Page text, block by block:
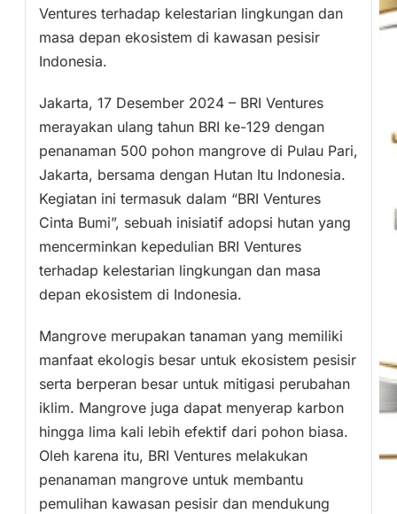
Ventures terhadap kelestarian lingkungan dan
masa depan ekosistem di kawasan pesisir
Indonesia.
Jakarta, 17 Desember 2024 – BRI Ventures
merayakan ulang tahun BRI ke-129 dengan
penanaman 500 pohon mangrove di Pulau Pari,
Jakarta, bersama dengan Hutan Itu Indonesia.
Kegiatan ini termasuk dalam “BRI Ventures
Cinta Bumi”, sebuah inisiatif adopsi hutan yang
mencerminkan kepedulian BRI Ventures
terhadap kelestarian lingkungan dan masa
depan ekosistem di Indonesia.
Mangrove merupakan tanaman yang memiliki
manfaat ekologis besar untuk ekosistem pesisir
serta berperan besar untuk mitigasi perubahan
iklim. Mangrove juga dapat menyerap karbon
hingga lima kali lebih efektif dari pohon biasa.
Oleh karena itu, BRI Ventures melakukan
penanaman mangrove untuk membantu
pemulihan kawasan pesisir dan mendukung